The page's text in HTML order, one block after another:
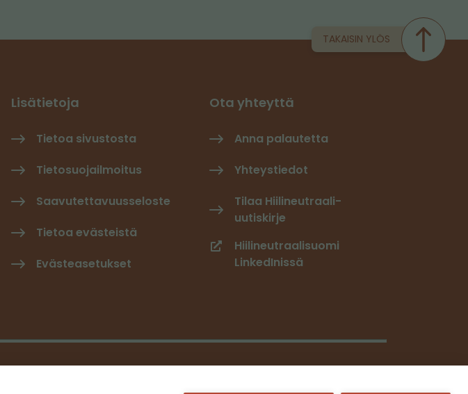
TAKAISIN YLÖS
Lisätietoja
Tietoa sivustosta
Tietosuojailmoitus
Saavutettavuusseloste
Tietoa evästeistä
Evästeasetukset
Ota yhteyttä
Anna palautetta
Yhteystiedot
Tilaa Hiilineutraali-
uutiskirje
Hiilineutraalisuomi
LinkedInissä